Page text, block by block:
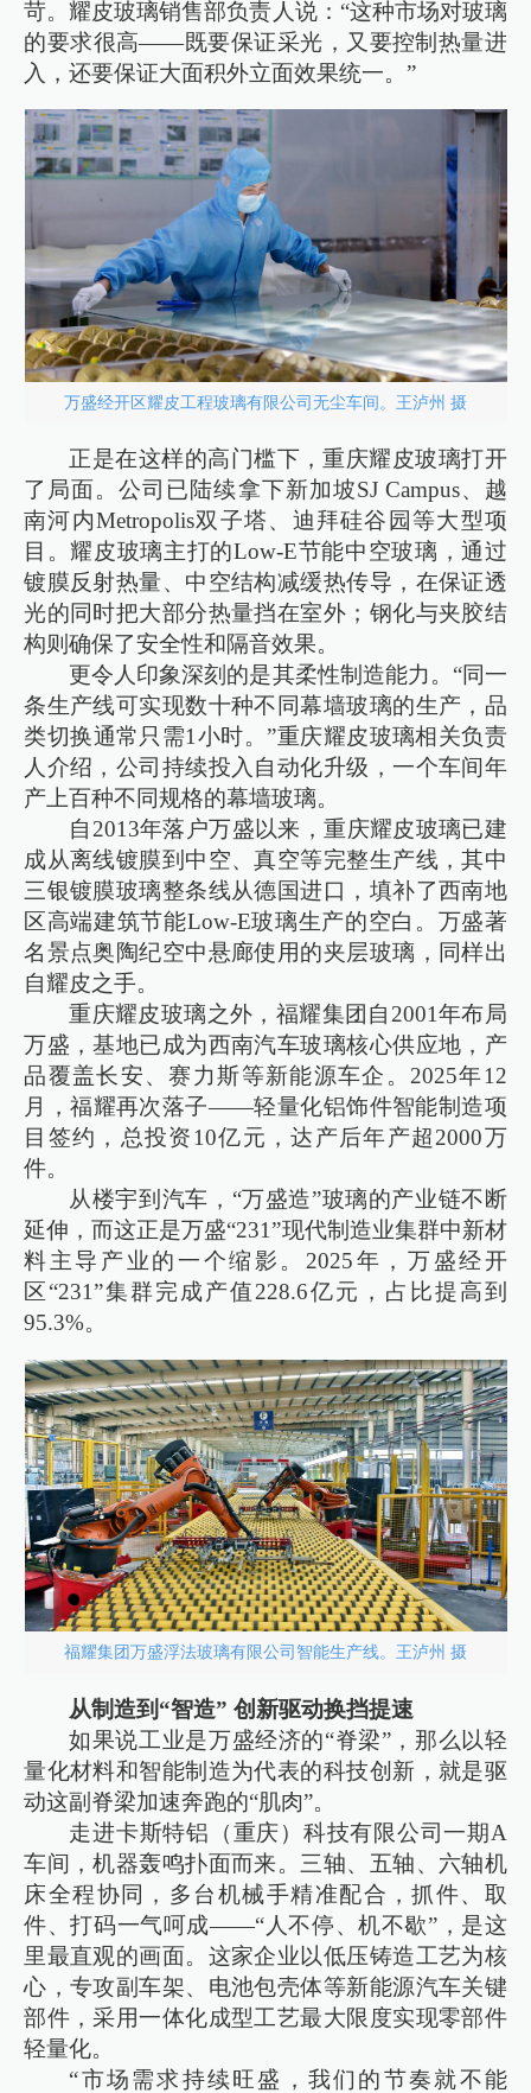
苛。耀皮玻璃销售部负责人说：“这种市场对玻璃
的要求很高——既要保证采光，又要控制热量进
入，还要保证大面积外立面效果统一。”
万盛经开区耀皮工程玻璃有限公司无尘车间。王泸州 摄
正是在这样的高门槛下，重庆耀皮玻璃打开
了局面。公司已陆续拿下新加坡SJ Campus、越
南河内Metropolis双子塔、迪拜硅谷园等大型项
目。耀皮玻璃主打的Low-E节能中空玻璃，通过
镀膜反射热量、中空结构减缓热传导，在保证透
光的同时把大部分热量挡在室外；钢化与夹胶结
构则确保了安全性和隔音效果。
更令人印象深刻的是其柔性制造能力。“同一
条生产线可实现数十种不同幕墙玻璃的生产，品
类切换通常只需1小时。”重庆耀皮玻璃相关负责
人介绍，公司持续投入自动化升级，一个车间年
产上百种不同规格的幕墙玻璃。
自2013年落户万盛以来，重庆耀皮玻璃已建
成从离线镀膜到中空、真空等完整生产线，其中
三银镀膜玻璃整条线从德国进口，填补了西南地
区高端建筑节能Low-E玻璃生产的空白。万盛著
名景点奥陶纪空中悬廊使用的夹层玻璃，同样出
自耀皮之手。
重庆耀皮玻璃之外，福耀集团自2001年布局
万盛，基地已成为西南汽车玻璃核心供应地，产
品覆盖长安、赛力斯等新能源车企。2025年12
月，福耀再次落子——轻量化铝饰件智能制造项
目签约，总投资10亿元，达产后年产超2000万
件。
从楼宇到汽车，“万盛造”玻璃的产业链不断
延伸，而这正是万盛“231”现代制造业集群中新材
料主导产业的一个缩影。2025年，万盛经开
区“231”集群完成产值228.6亿元，占比提高到
95.3%。
福耀集团万盛浮法玻璃有限公司智能生产线。王泸州 摄
从制造到“智造” 创新驱动换挡提速
如果说工业是万盛经济的“脊梁”，那么以轻
量化材料和智能制造为代表的科技创新，就是驱
动这副脊梁加速奔跑的“肌肉”。
走进卡斯特铝（重庆）科技有限公司一期A
车间，机器轰鸣扑面而来。三轴、五轴、六轴机
床全程协同，多台机械手精准配合，抓件、取
件、打码一气呵成——“人不停、机不歇”，是这
里最直观的画面。这家企业以低压铸造工艺为核
心，专攻副车架、电池包壳体等新能源汽车关键
部件，采用一体化成型工艺最大限度实现零部件
轻量化。
“市场需求持续旺盛，我们的节奏就不能